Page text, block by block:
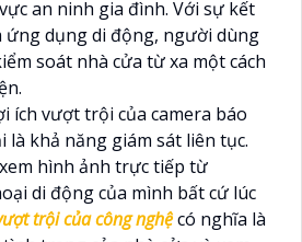
an ninh gia đình. Với sự kết
ứng dụng di động, người dùng
soát nhà cửa từ xa một cách
ích vượt trội của camera báo
là khả năng giám sát liên tục.
hình ảnh trực tiếp từ
di động của mình bất cứ lúc
trội của công nghệcó nghĩa là